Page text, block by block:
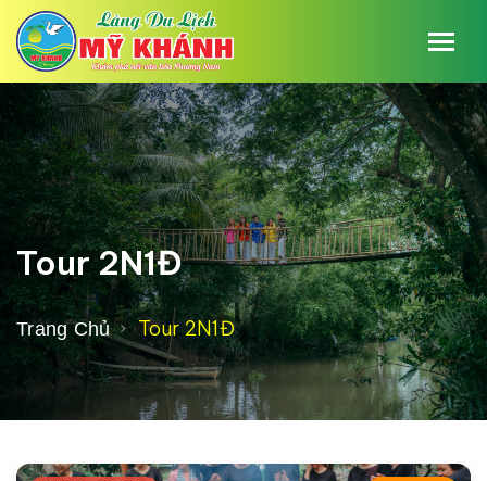
Tour 2N1Đ
Trang Chủ Tour 2N1Đ